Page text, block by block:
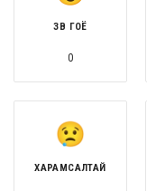
ЗӨВ ГОЁ
0
ХАРАМСАЛТАЙ